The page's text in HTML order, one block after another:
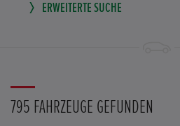
ERWEITERTE SUCHE
795 FAHRZEUGE GEFUNDEN